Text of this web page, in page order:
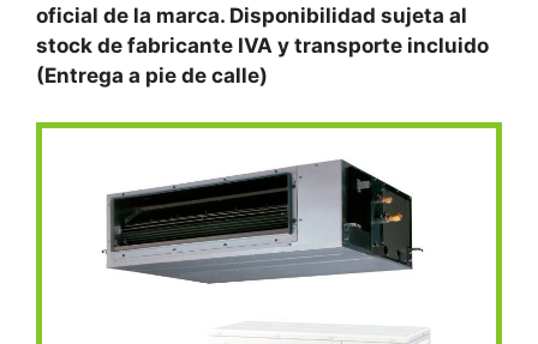
oficial de la marca. Disponibilidad sujeta al
stock de fabricante IVA y transporte incluido
(Entrega a pie de calle)